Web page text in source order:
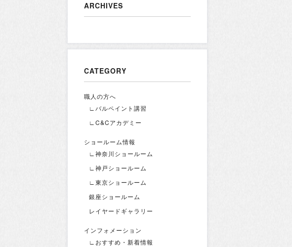
ARCHIVES
CATEGORY
職人の方へ
∟バルペイント講習
∟C&Cアカデミー
ショールーム情報
∟神奈川ショールーム
∟神戸ショールーム
∟東京ショールーム
銀座ショールーム
レイヤードギャラリー
インフォメーション
∟おすすめ・新着情報